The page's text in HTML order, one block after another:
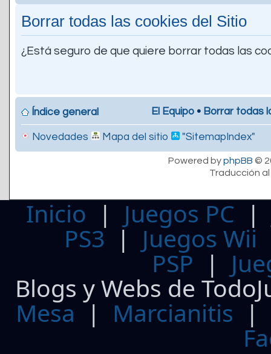
Borrar todas las cookies del Sitio
¿Está seguro de que quiere borrar todas las
Índice general El Equipo • Borrar todas
Novedades Mapa del sitio "SitemapIndex"
Powered byphpBB ©
Traducción
Inicio | Juegos PC
PS3| Juegos Wii
PSP |
Blogs y Webs de
Mesa | Marcianitis |